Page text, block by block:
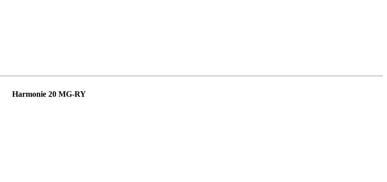
Harmonie 20 MG-RY